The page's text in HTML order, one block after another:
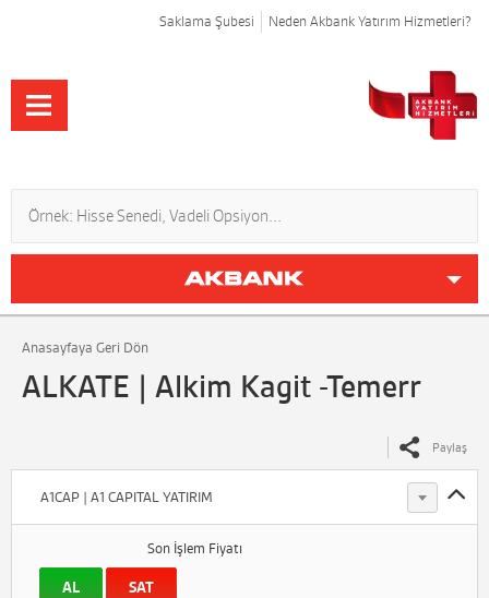
Saklama Şubesi Neden Akbank Yatırım Hizmetleri?
Anasayfaya Geri Dön
ALKATE | Alkim Kagit -Temerr
Paylaş
A1CAP | A1 CAPITAL YATIRIM
Son İşlem Fiyatı
AL SAT